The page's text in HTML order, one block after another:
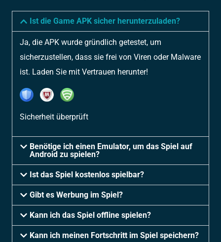
Ist die Game APK sicher herunterzuladen?
Ja, die APK wurde gründlich getestet, um
sicherzustellen, dass sie frei von Viren oder Malware
ist. Laden Sie mit Vertrauen herunter!
Sicherheit überprüft
Benötige ich einen Emulator, um das Spiel auf
Android zu spielen?
Ist das Spiel kostenlos spielbar?
Gibt es Werbung im Spiel?
Kann ich das Spiel offline spielen?
Kann ich meinen Fortschritt im Spiel speichern?